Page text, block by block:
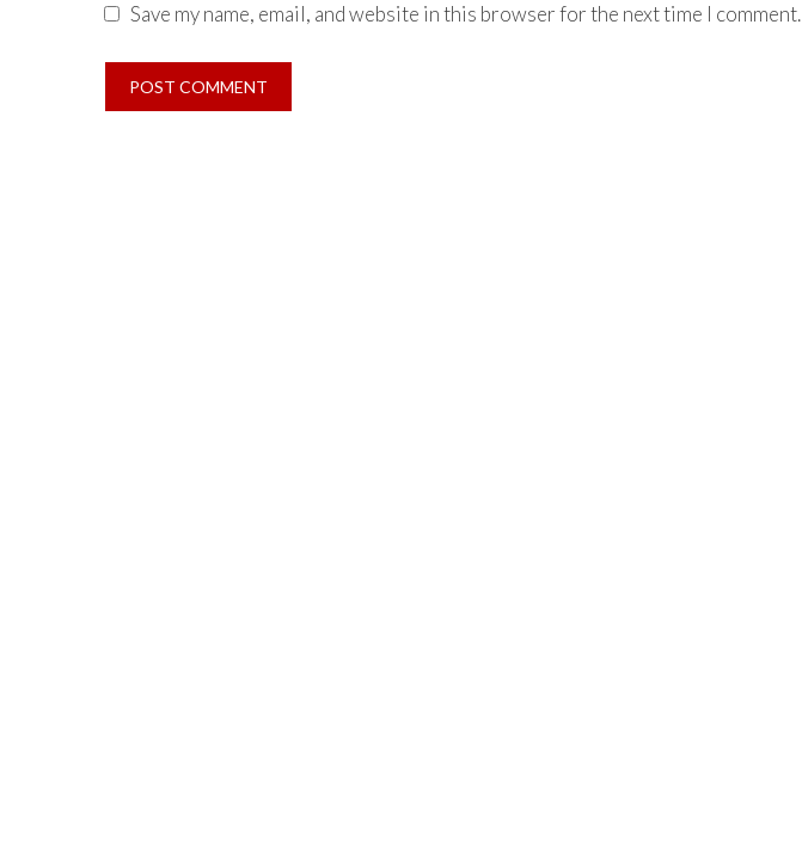
Save my name, email, and website in this browser for the next time I comment.